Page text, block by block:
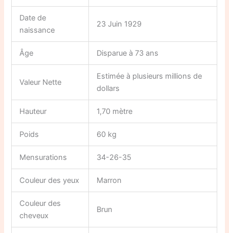
Date de
naissance
23 Juin 1929
Âge Disparue à 73 ans
Valeur Nette
Estimée à plusieurs millions de
dollars
Hauteur 1,70 mètre
Poids 60 kg
Mensurations 34-26-35
Couleur des yeux Marron
Couleur des
cheveux
Brun